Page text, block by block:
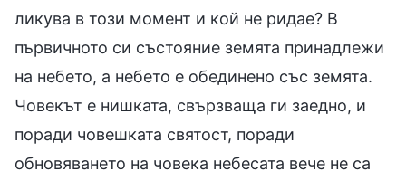
ликува в този момент и кой не ридае? В
първичното си състояние земята принадлежи
на небето, а небето е обединено със земята.
Човекът е нишката, свързваща ги заедно, и
поради човешката святост, поради
обновяването на човека небесата вече не са